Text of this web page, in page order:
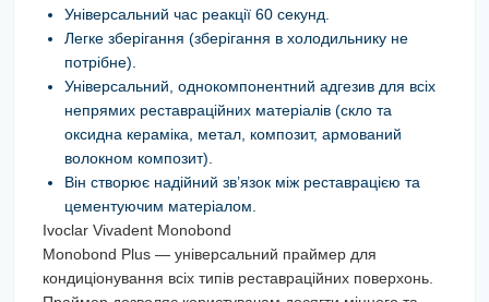
Універсальний час реакції 60 секунд.
Легке зберігання (зберігання в холодильнику не
потрібне).
Універсальний, однокомпонентний адгезив для всіх
непрямих реставраційних матеріалів (скло та
оксидна кераміка, метал, композит, армований
волокном композит).
Він створює надійний зв’язок між реставрацією та
цементуючим матеріалом.
Ivoclar Vivadent Monobond
Monobond Plus — універсальний праймер для
кондиціонування всіх типів реставраційних поверхонь.